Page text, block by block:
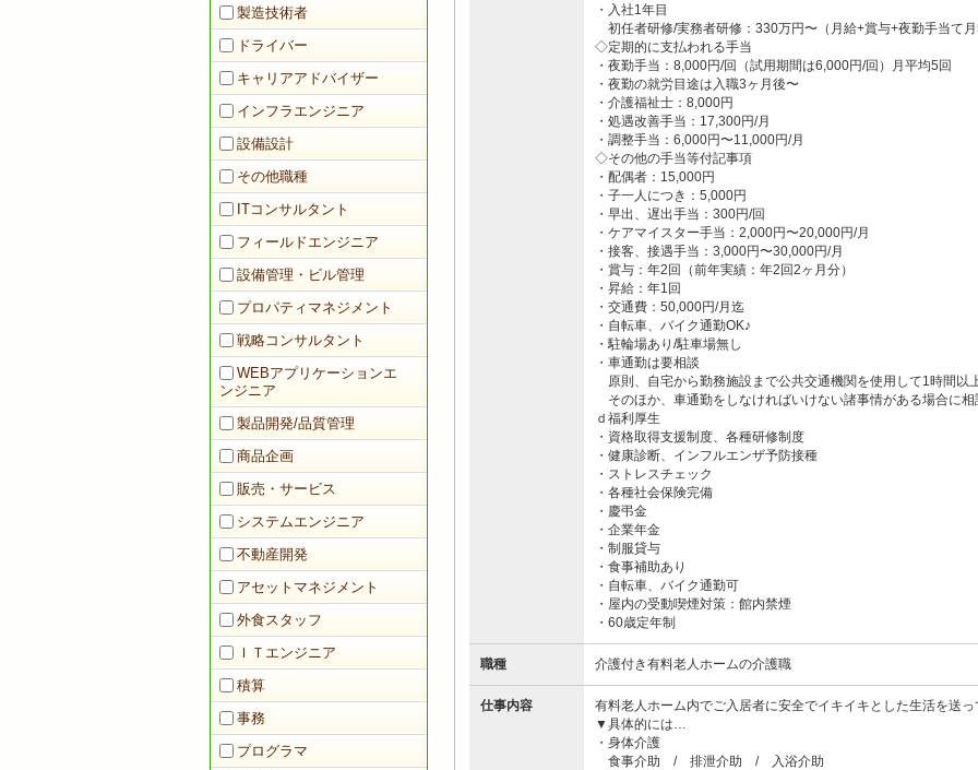
製造技術者
ドライバー
キャリアアドバイザー
インフラエンジニア
設備設計
その他職種
ITコンサルタント
フィールドエンジニア
設備管理・ビル管理
プロパティマネジメント
戦略コンサルタント
WEBアプリケーションエ
ンジニア
製品開発/品質管理
商品企画
販売・サービス
システムエンジニア
不動産開発
アセットマネジメント
外食スタッフ
ＩＴエンジニア
積算
事務
プログラマ
・入社1年目
初任者研修/実務者研修：330万円〜（月給+賞与+夜勤手当て
◇定期的に支払われる手当
・夜勤手当：8,000円/回（試用期間は6,000円/回）月平均5回
・夜勤の就労目途は入職3ヶ月後〜
・介護福祉士：8,000円
・処遇改善手当：17,300円/月
・調整手当：6,000円〜11,000円/月
◇その他の手当等付記事項
・配偶者：15,000円
・子一人につき：5,000円
・早出、遅出手当：300円/回
・ケアマイスター手当：2,000円〜20,000円/月
・接客、接遇手当：3,000円〜30,000円/月
・賞与：年2回（前年実績：年2回2ヶ月分）
・昇給：年1回
・交通費：50,000円/月迄
・自転車、バイク通勤OK♪
・駐輪場あり/駐車場無し
・車通勤は要相談
原則、自宅から勤務施設まで公共交通機関を使用して1時間以
そのほか、車通勤をしなければいけない諸事情がある場合に相
ｄ福利厚生
・資格取得支援制度、各種研修制度
・健康診断、インフルエンザ予防接種
・ストレスチェック
・各種社会保険完備
・慶弔金
・企業年金
・制服貸与
・食事補助あり
・自転車、バイク通勤可
・屋内の受動喫煙対策：館内禁煙
・60歳定年制
職種 介護付き有料老人ホームの介護職
仕事内容
有料老人ホーム内でご入居者に安全でイキイキとした生活を送
▼具体的には…
・身体介護
食事介助 / 排泄介助 / 入浴介助